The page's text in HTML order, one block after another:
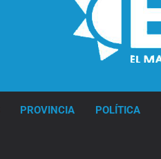
PROVINCIA POLÍTICA